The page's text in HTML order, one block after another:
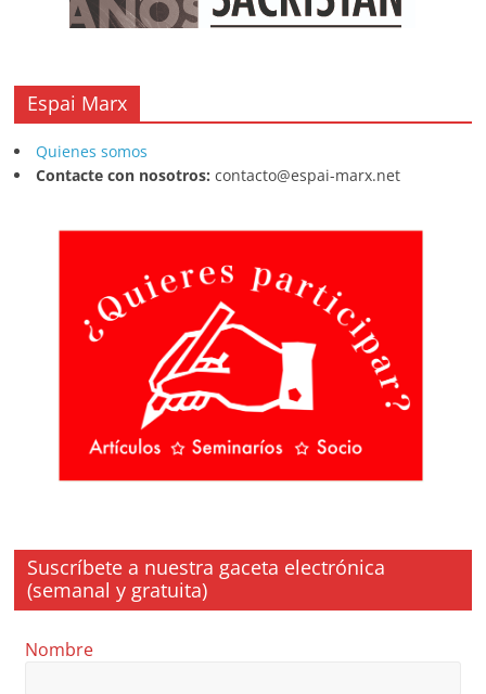
Espai Marx
Quienes somos
Contacte con nosotros: contacto@espai-marx.net
Suscríbete a nuestra gaceta electrónica
(semanal y gratuita)
Nombre